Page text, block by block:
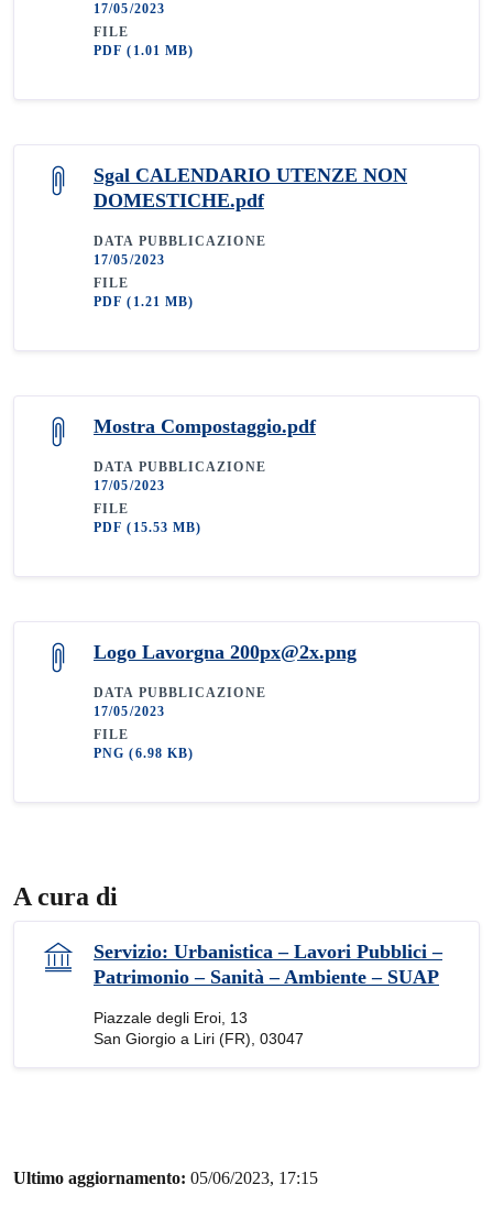
17/05/2023
FILE
PDF(1.01 MB)
Sgal CALENDARIO UTENZE NON
DOMESTICHE.pdf
DATA PUBBLICAZIONE
17/05/2023
FILE
PDF(1.21 MB)
Mostra Compostaggio.pdf
DATA PUBBLICAZIONE
17/05/2023
FILE
PDF(15.53 MB)
Logo Lavorgna 200px@2x.png
DATA PUBBLICAZIONE
17/05/2023
FILE
PNG(6.98 KB)
A cura di
Servizio: Urbanistica – Lavori Pubblici –
Patrimonio – Sanità – Ambiente – SUAP
Piazzale degli Eroi, 13
San Giorgio a Liri (FR), 03047
Ultimo aggiornamento: 05/06/2023, 17:15